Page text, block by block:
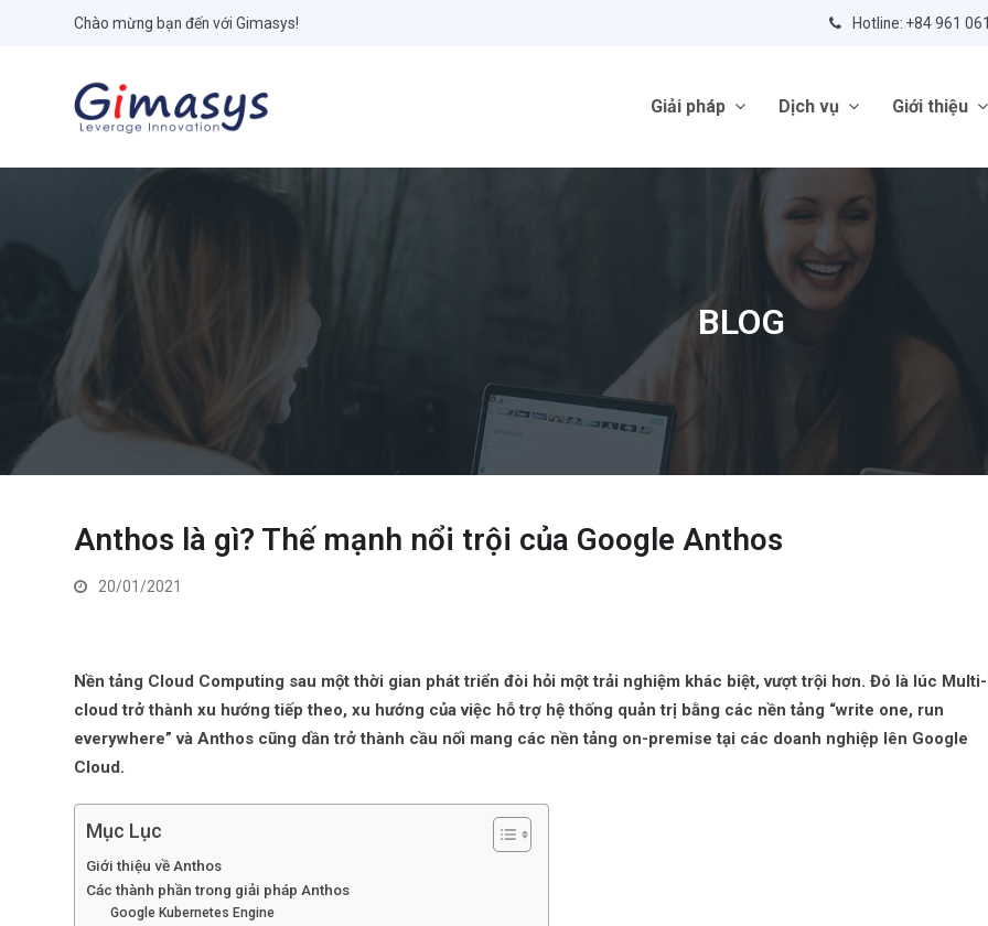
Chào mừng bạn đến với Gimasys! Hotline: +84 961
Giải pháp Dịch vụ Giới thiệu
BLOG
Anthos là gì? Thế mạnh nổi trội của Google Anthos
20/01/2021
Nền tảng Cloud Computing sau một thời gian phát triển đòi hỏi một trải nghiệm khác biệt, vượt trội hơn. Đó là lúc Multi-
cloud trở thành xu hướng tiếp theo, xu hướng của việc hỗ trợ hệ thống quản trị bằng các nền tảng “write one, run
everywhere” và Anthos cũng dần trở thành cầu nối mang các nền tảng on-premise tại các doanh nghiệp lên Google
Cloud.
Mục Lục
Giới thiệu về Anthos
Các thành phần trong giải pháp Anthos
Google Kubernetes Engine